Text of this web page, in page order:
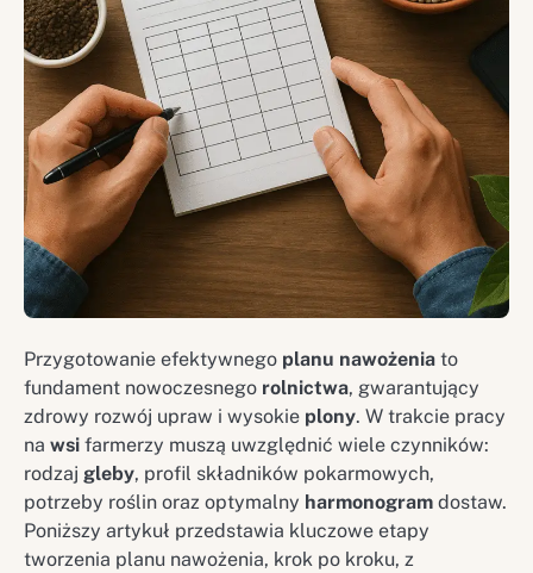
Przygotowanie efektywnego planu nawożenia to
fundament nowoczesnego rolnictwa, gwarantujący
zdrowy rozwój upraw i wysokie plony. W trakcie pracy
na wsi farmerzy muszą uwzględnić wiele czynników:
rodzaj gleby, profil składników pokarmowych,
potrzeby roślin oraz optymalny harmonogram dostaw.
Poniższy artykuł przedstawia kluczowe etapy
tworzenia planu nawożenia, krok po kroku, z